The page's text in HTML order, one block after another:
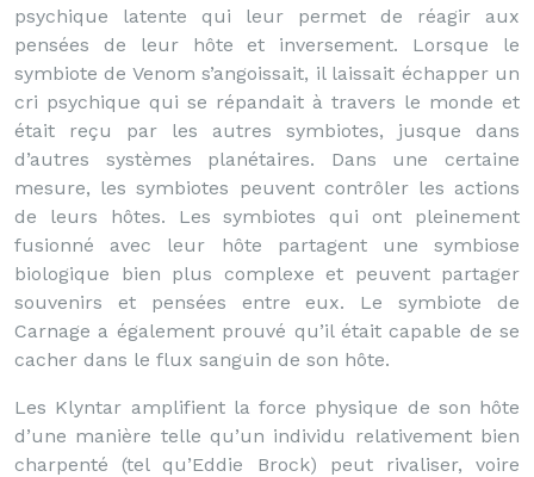
psychique latente qui leur permet de réagir aux
pensées de leur hôte et inversement. Lorsque le
symbiote de Venom s’angoissait, il laissait échapper un
cri psychique qui se répandait à travers le monde et
était reçu par les autres symbiotes, jusque dans
d’autres systèmes planétaires. Dans une certaine
mesure, les symbiotes peuvent contrôler les actions
de leurs hôtes. Les symbiotes qui ont pleinement
fusionné avec leur hôte partagent une symbiose
biologique bien plus complexe et peuvent partager
souvenirs et pensées entre eux. Le symbiote de
Carnage a également prouvé qu’il était capable de se
cacher dans le flux sanguin de son hôte.
Les Klyntar amplifient la force physique de son hôte
d’une manière telle qu’un individu relativement bien
charpenté (tel qu’Eddie Brock) peut rivaliser, voire